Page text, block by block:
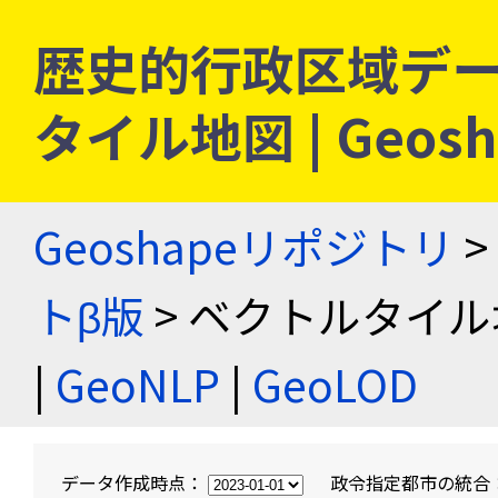
歴史的行政区域デ
タイル地図 |
Geoshapeリポジトリ >
トβ版 > ベクトルタイ
| GeoNLP | GeoLOD
データ作成時点： 政令指定都市の統